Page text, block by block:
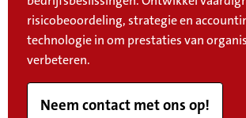
risicobeoordeling, strategie en
technologie in om prestaties van
verbeteren.
Neem contact met ons op!